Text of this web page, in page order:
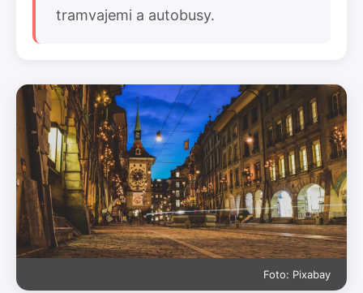
tramvajemi a autobusy.
Foto: Pixabay